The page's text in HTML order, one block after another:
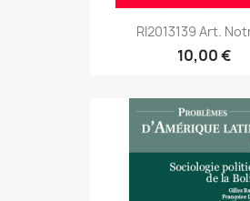
RI2013139 Art.
10,00 €